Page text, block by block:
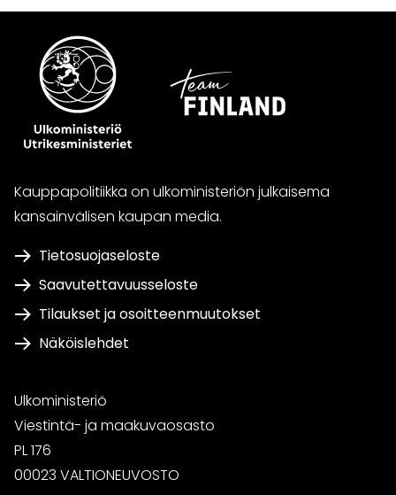
Kauppapolitiikka on ulkoministeriön julkaisema
kansainvälisen kaupan media.
Tietosuojaseloste
Saavutettavuusseloste
Tilaukset ja osoitteenmuutokset
Näköislehdet
Ulkoministeriö
Viestintä- ja maakuvaosasto
PL 176
00023 VALTIONEUVOSTO